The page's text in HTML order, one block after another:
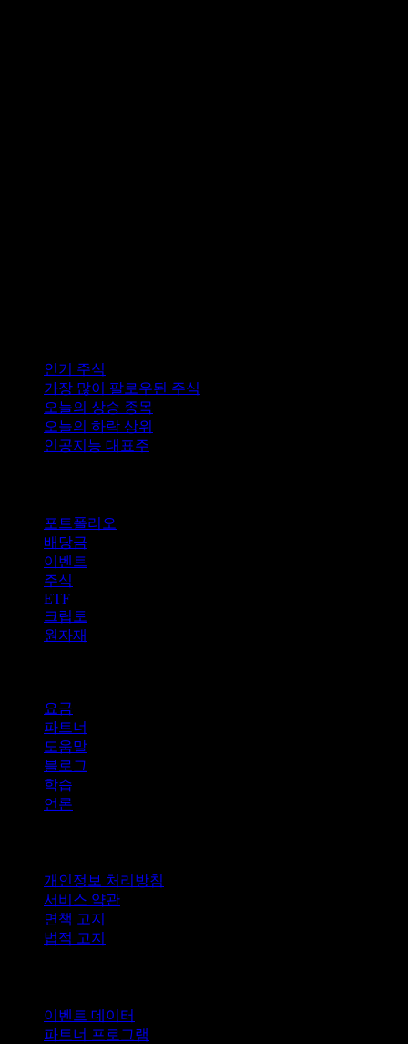
인기 주식
가장 많이 팔로우된 주식
오늘의 상승 종목
오늘의 하락 상위
인공지능 대표주
포트폴리오
배당금
이벤트
주식
ETF
크립토
원자재
요금
파트너
도움말
블로그
학습
언론
개인정보 처리방침
서비스 약관
면책 고지
법적 고지
이벤트 데이터
파트너 프로그램